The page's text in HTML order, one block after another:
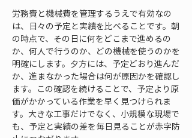
労務費と機械費を管理するうえで有効なの
は、日々の予定と実績を比べることです。朝
の時点で、その日に何をどこまで進めるの
か、何人で行うのか、どの機械を使うのかを
明確にします。夕方には、予定どおり進んだ
か、進まなかった場合は何が原因かを確認し
ます。この確認を続けることで、予定より原
価がかかっている作業を早く見つけられま
す。大きな工事だけでなく、小規模な現場で
も、予定と実績の差を毎日見ることが赤字防